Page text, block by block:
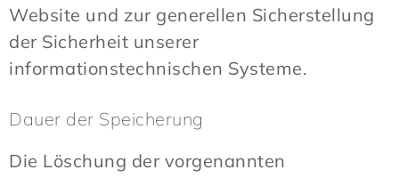
Website und zur generellen Sicherstellung
der Sicherheit unserer
informationstechnischen Systeme.
Dauer der Speicherung
Die Löschung der vorgenannten